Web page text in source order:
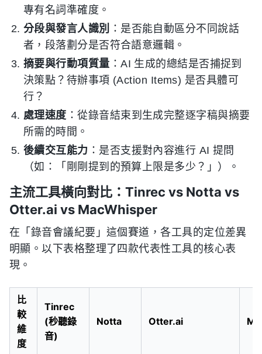
專有名詞準確度。
分段與發言人識別
：是否能自動區分不同說話
者，段落劃分是否符合語意邏輯。
摘要與行動項質量 ：AI 生成的總結是否捕捉到
決策點？待辦事項 (Action Items) 是否具體可
行？
處理速度 ：從錄音結束到生成完整逐字稿與摘要
所需的時間。
後續交互能力 ：是否支援對內容進行 AI 提問
（如：「剛剛提到的預算上限是多少？」）。
主流工具橫向對比：Tinrec vs Notta vs
Otter.ai vs MacWhisper
在「錄音會議紀要」這個賽道，各工具的定位差異
明顯。以下表格整理了四款代表性工具的核心表
現。
比
較
維
度
Tinrec
(秒聽錄
音)
Notta Otter.ai